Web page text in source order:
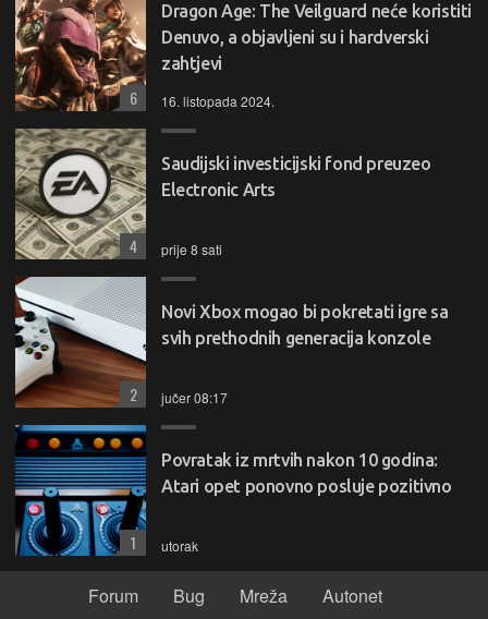
Dragon Age: The Veilguard neće koristiti
Denuvo, a objavljeni su i hardverski
zahtjevi
16. listopada 2024.
6
Saudijski investicijski fond preuzeo
Electronic Arts
prije 8 sati
4
Novi Xbox mogao bi pokretati igre sa
svih prethodnih generacija konzole
jučer 08:17
2
Povratak iz mrtvih nakon 10 godina:
Atari opet ponovno posluje pozitivno
utorak
1
Forum Bug Mreža
Autonet